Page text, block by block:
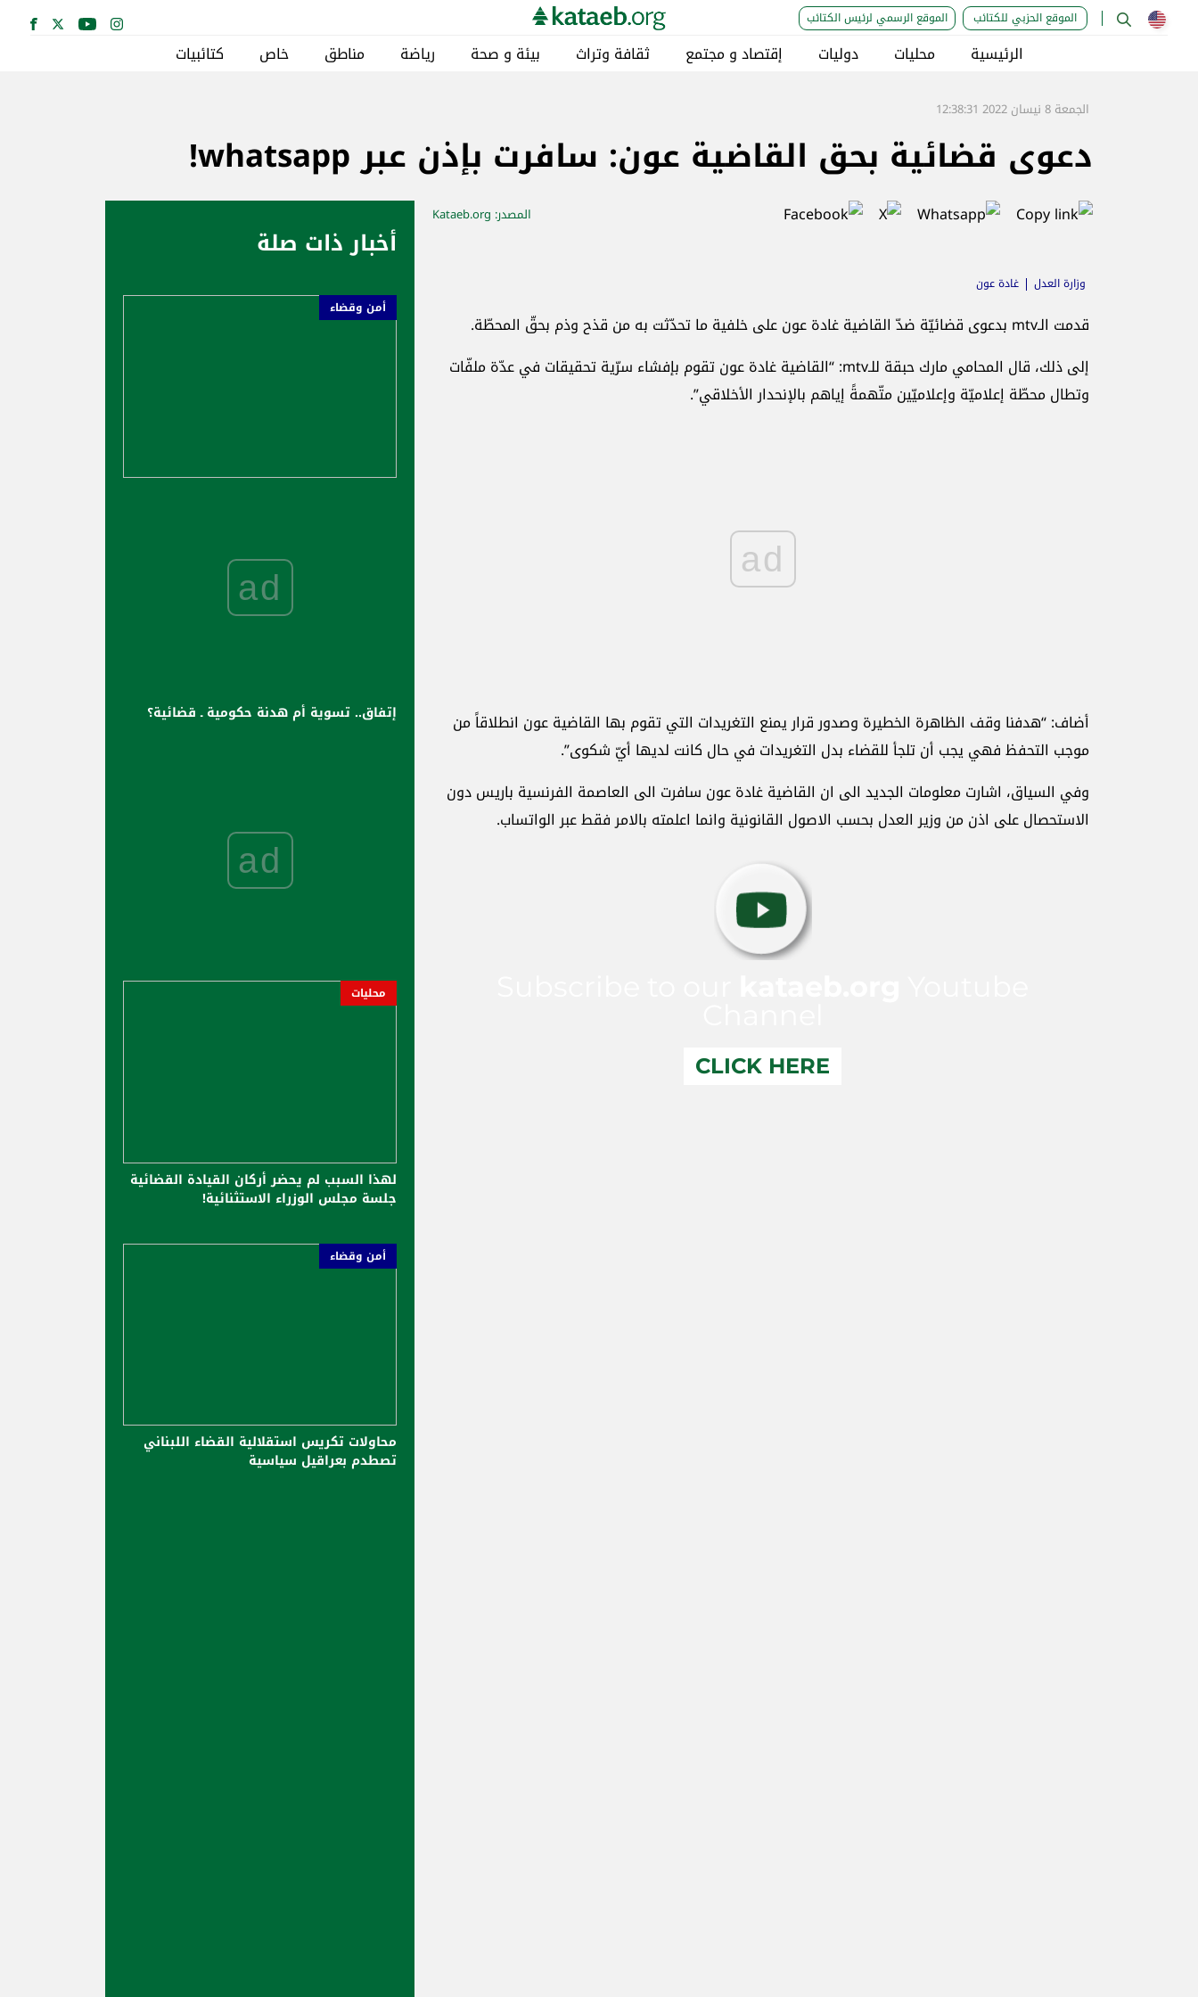
الموقع الحزبي للكتائب الموقع الرسمي لرئيس الكتائب
الرئيسية محليات دوليات إقتصاد و مجتمع ثقافة وتراث بيئة و صحة رياضة مناطق خاص كتائبيات
الجمعة 8 نيسان 2022 12:38:31
دعوى قضائية بحق القاضية عون: سافرت بإذن عبر whatsapp!
المصدر: Kataeb.org
وزارة العدل غادة عون
قدمت الـmtv بدعوى قضائيّة ضدّ القاضية غادة عون على خلفية ما تحدّثت به من قذح وذم بحقّ المحطّة.
إلى ذلك، قال المحامي مارك حبقة للـmtv: “القاضية غادة عون تقوم بإفشاء سرّية تحقيقات في عدّة ملفّات
وتطال محطّة إعلاميّة وإعلاميّين متّهمةً إياهم بالإنحدار الأخلاقي”.
ad
أضاف: “هدفنا وقف الظاهرة الخطيرة وصدور قرار يمنع التغريدات التي تقوم بها القاضية عون انطلاقاً من
موجب التحفظ فهي يجب أن تلجأ للقضاء بدل التغريدات في حال كانت لديها أيّ شكوى”.
وفي السياق، اشارت معلومات الجديد الى ان القاضية غادة عون سافرت الى العاصمة الفرنسية باريس دون
الاستحصال على اذن من وزير العدل بحسب الاصول القانونية وانما اعلمته بالامر فقط عبر الواتساب.
CLICK HERE
أخبار ذات صلة
أمن وقضاء
ad
إتفاق.. تسوية أم هدنة حكومية ـ قضائية؟
ad
محليات
لهذا السبب لم يحضر أركان القيادة القضائية
جلسة مجلس الوزراء الاستثنائية!
أمن وقضاء
محاولات تكريس استقلالية القضاء اللبناني
تصطدم بعراقيل سياسية